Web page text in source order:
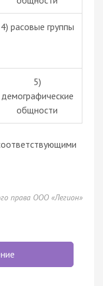
4) расовые группы
5)
демографические
общности
права ООО «Легион»